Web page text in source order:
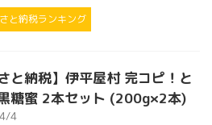
と納税ランキング
と納税】伊平屋村 完コピ！と
糖蜜 2本セット (200g×2本)
4